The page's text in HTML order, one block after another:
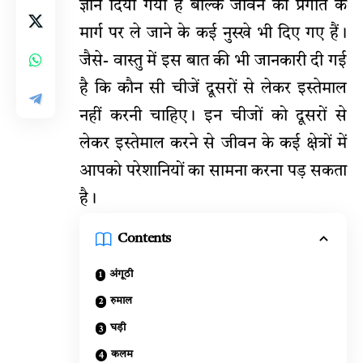
ज्ञान दिया गया है बल्कि जीवन को प्रगति के
मार्ग पर ले जाने के कई नुस्खे भी दिए गए हैं।
जैसे- वास्तु में इस बात की भी जानकारी दी गई
है कि कौन सी चीजें दूसरों से लेकर इस्तेमाल
नहीं करनी चाहिए। इन चीजों को दूसरों से
लेकर इस्तेमाल करने से जीवन के कई क्षेत्रों में
आपको परेशानियों का सामना करना पड़ सकता
है।
Contents
अंगूठी
रुमाल
घड़ी
कलम